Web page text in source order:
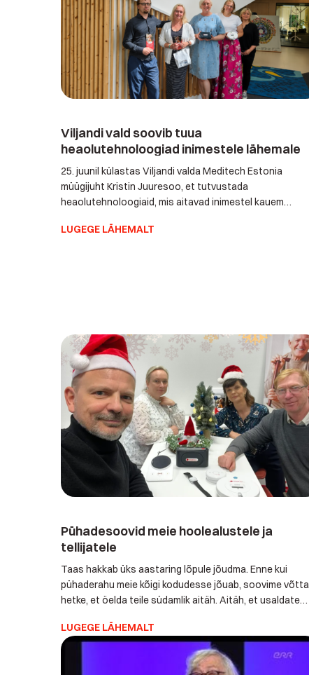
Viljandi vald soovib tuua
heaolutehnoloogiad inimestele lähemale
25. juunil külastas Viljandi valda Meditech Estonia
müügijuht Kristin Juuresoo, et tutvustada
heaolutehnoloogiaid, mis aitavad inimestel kauem
kindlustunnet ka nende lähedastele ja hooldajatele.
LUGEGE LÄHEMALT
Pühadesoovid meie hoolealustele ja
tellijatele
Taas hakkab üks aastaring lõpule jõudma. Enne kui
pühaderahu meie kõigi kodudesse jõuab, soovime võtta
hetke, et öelda teile südamlik aitäh. Aitäh, et usaldate
turvatunne ja südamerahu. See on vastutus, mida
kanname sügava austuse ja suure hoolivusega juba 15
aastat. Meie eesmärk on, et […]
LUGEGE LÄHEMALT